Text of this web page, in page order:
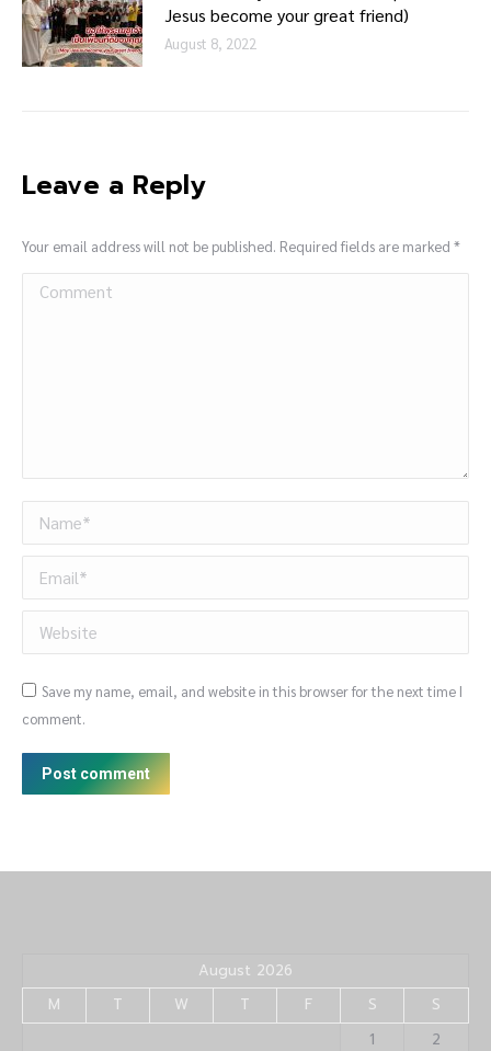
Jesus become your great friend)
August 8, 2022
Leave a Reply
Your email address will not be published. Required fields are marked *
Comment
Name *
Email *
Website
Save my name, email, and website in this browser for the next time I
comment.
Post comment
August 2026
M
T W T F S
S
1
2